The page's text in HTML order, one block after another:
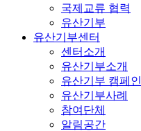
국제교류 협력
유산기부
유산기부센터
센터소개
유산기부소개
유산기부 캠페인
유산기부사례
참여단체
알림공간